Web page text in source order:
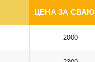
ЦЕНА ЗА СВАЮ
2000